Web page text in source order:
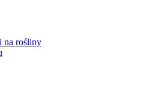
na rośliny